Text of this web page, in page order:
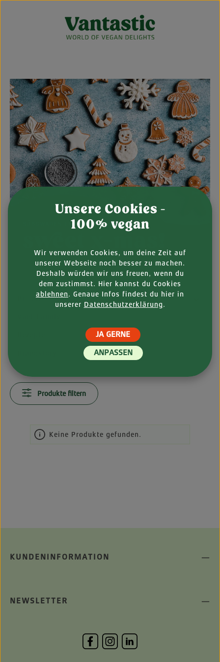
Produkte
Produkte filtern
Keine Produkte gefunden.
KUNDENINFORMATION
NEWSLETTER
Unsere Cookies -
100% vegan
Wir verwenden Cookies, um deine Zeit auf
unserer Webseite noch besser zu machen.
Deshalb würden wir uns freuen, wenn du
dem zustimmst. Hier kannst du Cookies
ablehnen. Genaue Infos findest du hier in
unserer Datenschutzerklärung.
ANPASSEN
JA GERNE